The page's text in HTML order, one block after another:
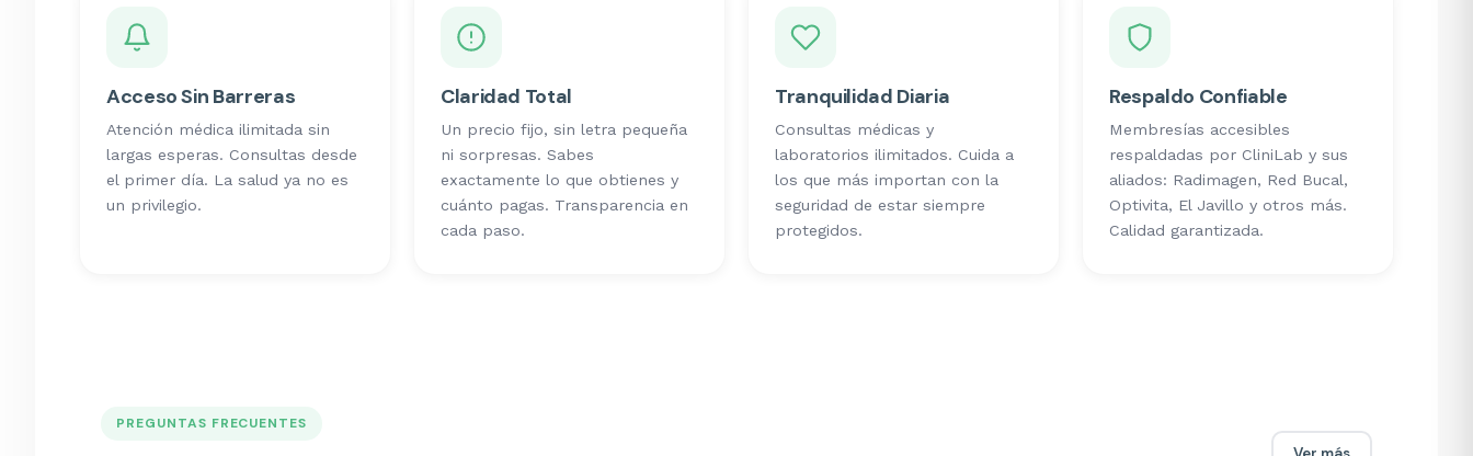
Acceso Sin Barreras
Atención médica ilimitada sin
largas esperas. Consultas desde
el primer día. La salud ya no es
un privilegio.
Claridad Total
Un precio fijo, sin letra pequeña
ni sorpresas. Sabes
exactamente lo que obtienes y
cuánto pagas. Transparencia en
cada paso.
Tranquilidad Diaria
Consultas médicas y
laboratorios ilimitados. Cuida a
los que más importan con la
seguridad de estar siempre
protegidos.
Respaldo Confiable
Membresías accesibles
respaldadas por CliniLab y sus
aliados: Radimagen, Red Bucal,
Optivita, El Javillo y otros más.
Calidad garantizada.
PREGUNTAS FRECUENTES